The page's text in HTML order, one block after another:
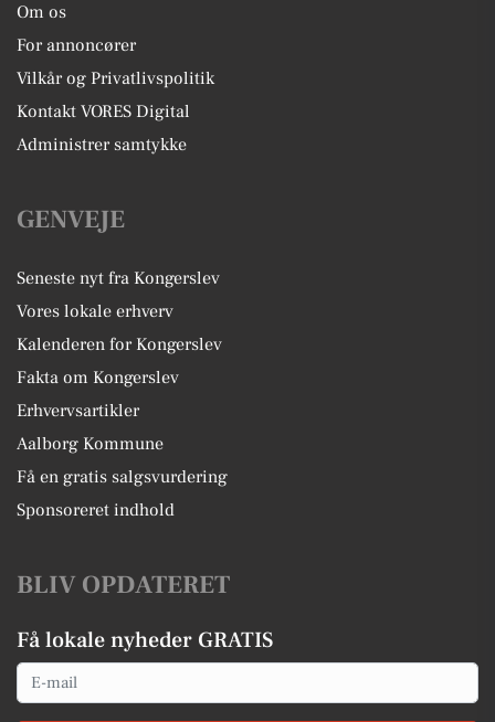
Om os
For annoncører
Vilkår og Privatlivspolitik
Kontakt VORES Digital
Administrer samtykke
GENVEJE
Seneste nyt fra Kongerslev
Vores lokale erhverv
Kalenderen for Kongerslev
Fakta om Kongerslev
Erhvervsartikler
Aalborg Kommune
Få en gratis salgsvurdering
Sponsoreret indhold
BLIV OPDATERET
Få lokale nyheder GRATIS
Email